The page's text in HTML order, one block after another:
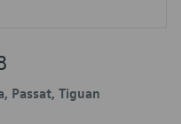
Passat, Tiguan